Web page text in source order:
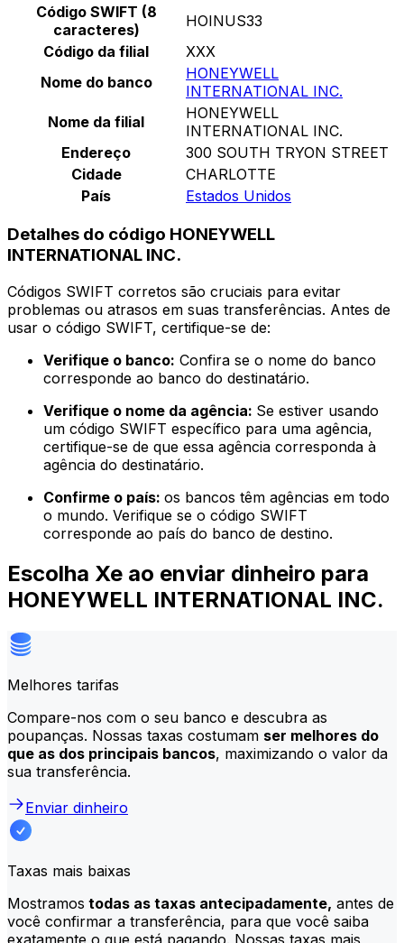
Código SWIFT (8
caracteres)
HOINUS33
Código da filial
XXX
Nome do banco
HONEYWELL
INTERNATIONAL INC.
Nome da filial
HONEYWELL
INTERNATIONAL INC.
Endereço
300 SOUTH TRYON STREET
Cidade
CHARLOTTE
País
Estados Unidos
Detalhes do código HONEYWELL
INTERNATIONAL INC.
Códigos SWIFT corretos são cruciais para evitar
problemas ou atrasos em suas transferências. Antes de
usar o código SWIFT, certifique-se de:
Verifique o banco: Confira se o nome do banco
corresponde ao banco do destinatário.
Verifique o nome da agência: Se estiver usando
um código SWIFT específico para uma agência,
certifique-se de que essa agência corresponda à
agência do destinatário.
Confirme o país: os bancos têm agências em todo
o mundo. Verifique se o código SWIFT
corresponde ao país do banco de destino.
Escolha Xe ao enviar dinheiro para
HONEYWELL INTERNATIONAL INC.
Melhores tarifas
Compare-nos com o seu banco e descubra as
poupanças. Nossas taxas costumam ser melhores do
que as dos principais bancos, maximizando o valor da
sua transferência.
Enviar dinheiro
Taxas mais baixas
Mostramos todas as taxas antecipadamente, antes de
você confirmar a transferência, para que você saiba
exatamente o que está pagando. Nossas taxas mais